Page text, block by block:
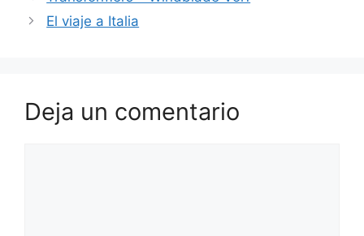
El viaje a Italia
Deja un comentario